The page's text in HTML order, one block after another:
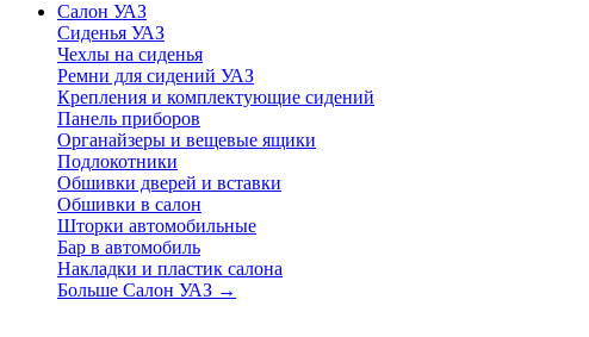
Салон УАЗ
Сиденья УАЗ
Чехлы на сиденья
Ремни для сидений УАЗ
Крепления и комплектующие сидений
Панель приборов
Органайзеры и вещевые ящики
Подлокотники
Обшивки дверей и вставки
Обшивки в салон
Шторки автомобильные
Бар в автомобиль
Накладки и пластик салона
Больше Салон УАЗ →